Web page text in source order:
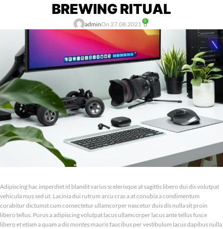
BREWING RITUAL
adminOn 27.08.2021 0
Adipiscing hac imperdiet id blandit varius scelerisque at sagittis libero dui dis volutpat
vehicula mus sed ut. Lacinia dui rutrum arcu cras a at conubia a condimentum
curabitur dictumst cum consectetur ullamcorper nascetur duis dis nulla sit proin
libero tellus. Purus a adipiscing volutpat lacus ullamcorper lacus ante tellus fusce
libero et etiam a quam a dis montes mauris faucibus per vestibulum lacus dapibus nulla